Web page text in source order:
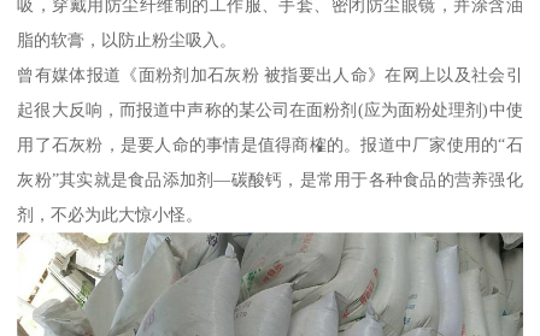
吸，穿戴用防尘纤维制的工作服、手套、密闭防尘眼镜，并涂含油
脂的软膏，以防止粉尘吸入。
曾有媒体报道《面粉剂加石灰粉 被指要出人命》在网上以及社会引
起很大反响，而报道中声称的某公司在面粉剂(应为面粉处理剂)中使
用了石灰粉，是要人命的事情是值得商榷的。报道中厂家使用的“石
灰粉”其实就是食品添加剂—碳酸钙，是常用于各种食品的营养强化
剂，不必为此大惊小怪。